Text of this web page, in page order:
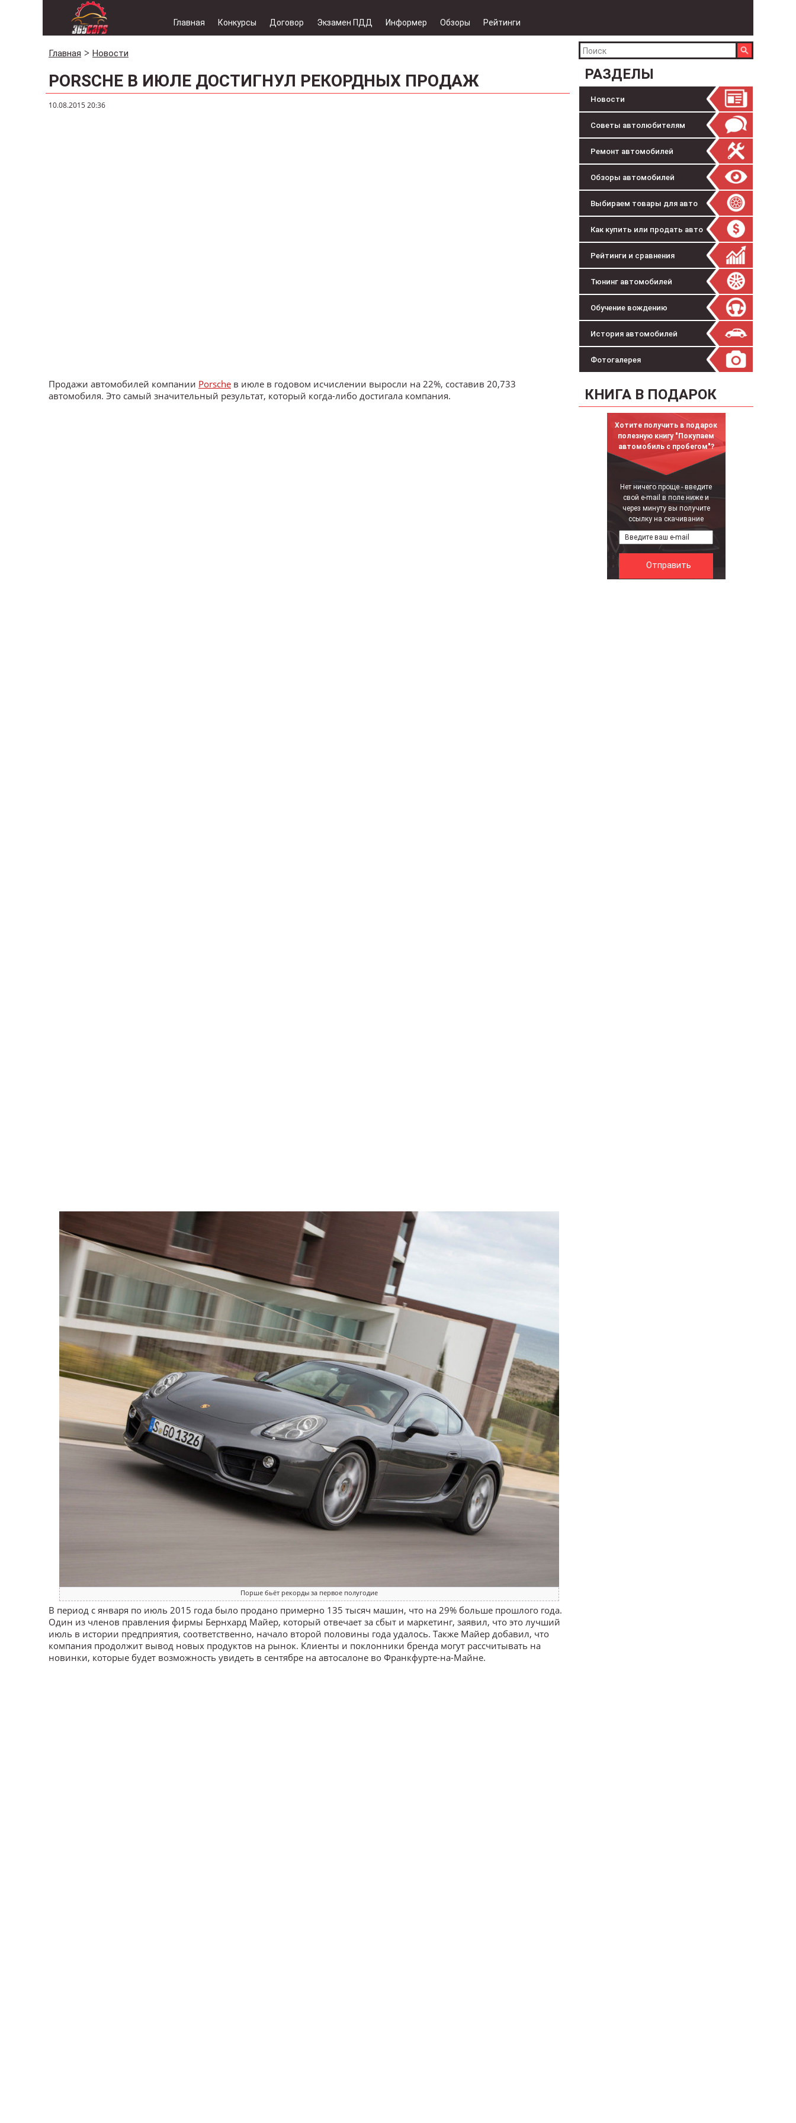
Главная Конкурсы Договор Экзамен ПДД Информер Обзоры Рейтинги
РАЗДЕЛЫ
Новости
Советы автолюбителям
Ремонт автомобилей
Обзоры автомобилей
Выбираем товары для авто
Как купить или продать авто
Рейтинги и сравнения
Тюнинг автомобилей
Обучение вождению
История автомобилей
Фотогалерея
КНИГА В ПОДАРОК
Хотите получить в подарок
полезную книгу "Покупаем
автомобиль с пробегом"?
Нет ничего проще - введите
свой e-mail в поле ниже и
через минуту вы получите
ссылку на скачивание
Главная Новости
PORSCHE В ИЮЛЕ ДОСТИГНУЛ РЕКОРДНЫХ ПРОДАЖ
10.08.2015 20:36
Продажи автомобилей компании Porsche в июле в годовом исчислении выросли на 22%, составив 20,733
автомобиля. Это самый значительный результат, который когда-либо достигала компания.
Порше бьёт рекорды за первое полугодие
В период с января по июль 2015 года было продано примерно 135 тысяч машин, что на 29% больше прошлого года.
Один из членов правления фирмы Бернхард Майер, который отвечает за сбыт и маркетинг, заявил, что это лучший
июль в истории предприятия, соответственно, начало второй половины года удалось. Также Майер добавил, что
компания продолжит вывод новых продуктов на рынок. Клиенты и поклонники бренда могут рассчитывать на
новинки, которые будет возможность увидеть в сентябре на автосалоне во Франкфурте-на-Майне.